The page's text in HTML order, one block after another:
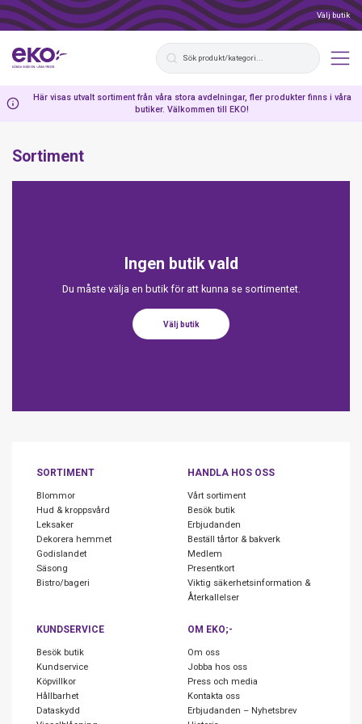
Välj butik
Här visas utvalt sortiment från våra stora avdelningar, fler produkter finns i våra
butiker. Välkommen till EKO!
Sortiment
Ingen butik vald
Du måste välja en butik för att kunna se sortimentet.
Välj butik
SORTIMENT
Blommor
Hud & kroppsvård
Leksaker
Dekorera hemmet
Godislandet
Säsong
Bistro/bageri
HANDLA HOS OSS
Vårt sortiment
Besök butik
Erbjudanden
Beställ tårtor & bakverk
Medlem
Presentkort
Viktig säkerhetsinformation &
Återkallelser
KUNDSERVICE
Besök butik
Kundservice
Köpvillkor
Hållbarhet
Dataskydd
OM EKO;-
Om oss
Jobba hos oss
Press och media
Kontakta oss
Erbjudanden – Nyhetsbrev